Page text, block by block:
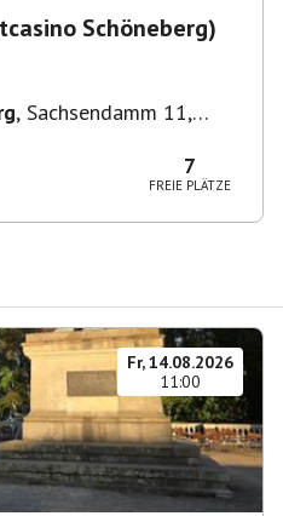
Schöneberg)
, Sachsendamm 11,
7
FREIE PLÄTZE
Fr, 14.08.2026
11:00